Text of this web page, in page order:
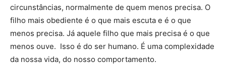
circunstâncias, normalmente de quem menos precisa. O
filho mais obediente é o que mais escuta e é o que
menos precisa. Já aquele filho que mais precisa é o que
menos ouve. Isso é do ser humano. É uma complexidade
da nossa vida, do nosso comportamento.